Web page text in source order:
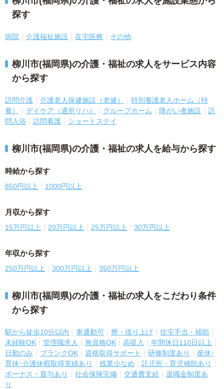
探す
病院 介護福祉施設 在宅医療 その他
柳川市(福岡県)の介護・福祉の求人をサービス内容
から探す
訪問介護 介護老人保健施設（老健）
特別養護老人ホーム（特
養）
デイケア（通所リハ） グループホーム 障がい者施設
訪
問入浴
訪問看護 ショートステイ
柳川市(福岡県)の介護・福祉の求人を給与から探す
時給から探す
850円以上 1000円以上
月収から探す
15万円以上 20万円以上 25万円以上 30万円以上
年収から探す
250万円以上 300万円以上 350万円以上
柳川市(福岡県)の介護・福祉の求人をこだわり条件
から探す
駅から徒歩10分以内 車通勤可 寮・借り上げ
住宅手当・補助
未経験OK
管理職求人 無資格OK 高収入
年間休日110日以上
日勤のみ
ブランクOK 資格取得サポート 研修制度あり
産休･
育休･介護休暇取得実績あり
残業少なめ
託児所・育児補助あり
ボーナス・賞与あり
社会保険完備 交通費支給
退職金制度あ
り